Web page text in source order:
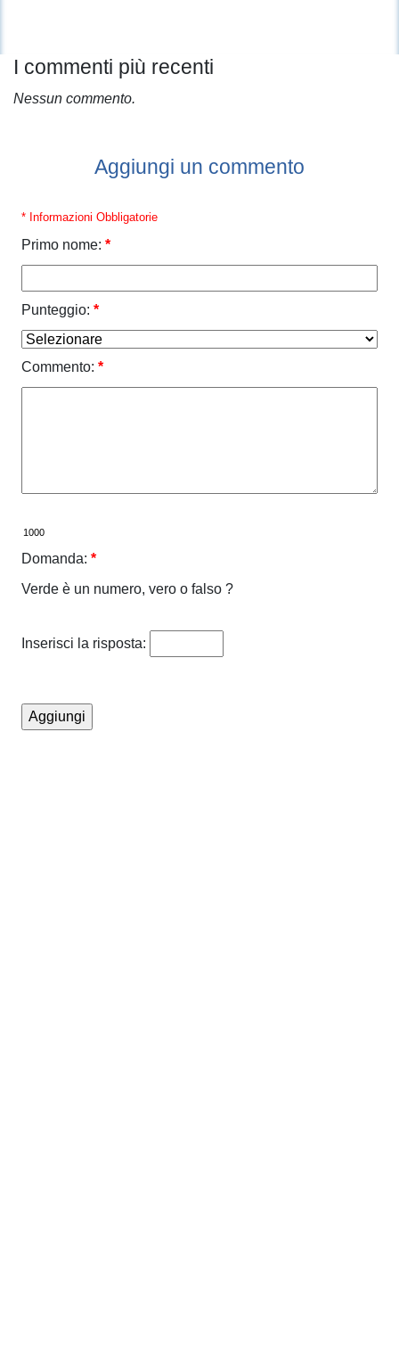
I commenti più recenti
Nessun commento.
Aggiungi un commento
* Informazioni Obbligatorie
Primo nome: *
Punteggio: *
Commento: *
Domanda: *
Verde è un numero, vero o falso ?
Inserisci la risposta: